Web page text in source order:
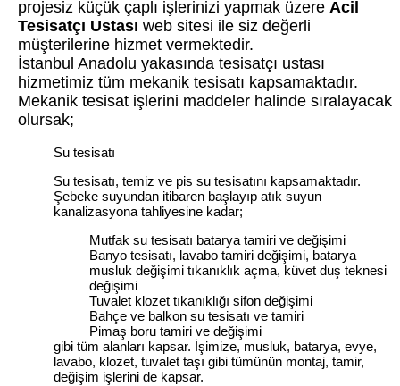
projesiz küçük çaplı işlerinizi yapmak üzere Acil
Tesisatçı Ustası web sitesi ile siz değerli
müşterilerine hizmet vermektedir.
İstanbul Anadolu yakasında tesisatçı ustası
hizmetimiz tüm mekanik tesisatı kapsamaktadır.
Mekanik tesisat işlerini maddeler halinde sıralayacak
olursak;
Su tesisatı
Su tesisatı, temiz ve pis su tesisatını kapsamaktadır.
Şebeke suyundan itibaren başlayıp atık suyun
kanalizasyona tahliyesine kadar;
Mutfak su tesisatı batarya tamiri ve değişimi
Banyo tesisatı, lavabo tamiri değişimi, batarya
musluk değişimi tıkanıklık açma, küvet duş teknesi
değişimi
Tuvalet klozet tıkanıklığı sifon değişimi
Bahçe ve balkon su tesisatı ve tamiri
Pimaş boru tamiri ve değişimi
gibi tüm alanları kapsar. İşimize, musluk, batarya, evye,
lavabo, klozet, tuvalet taşı gibi tümünün montaj, tamir,
değişim işlerini de kapsar.